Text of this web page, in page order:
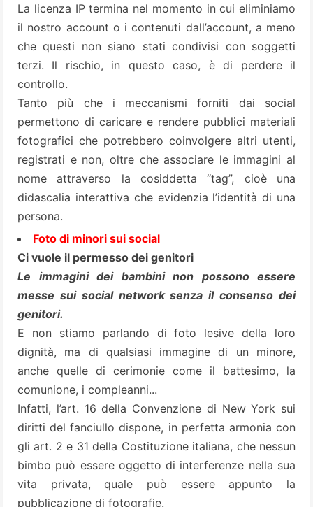
La licenza IP termina nel momento in cui eliminiamo
il nostro account o i contenuti dall’account, a meno
che questi non siano stati condivisi con soggetti
terzi. Il rischio, in questo caso, è di perdere il
controllo.
Tanto più che i meccanismi forniti dai social
permettono di caricare e rendere pubblici materiali
fotografici che potrebbero coinvolgere altri utenti,
registrati e non, oltre che associare le immagini al
nome attraverso la cosiddetta “tag”, cioè una
didascalia interattiva che evidenzia l’identità di una
persona.
Foto di minori sui social
Ci vuole il permesso dei genitori
Le immagini dei bambini non possono essere
messe sui social network senza il consenso dei
genitori.
E non stiamo parlando di foto lesive della loro
dignità, ma di qualsiasi immagine di un minore,
anche quelle di cerimonie come il battesimo, la
comunione, i compleanni...
Infatti, l’art. 16 della Convenzione di New York sui
diritti del fanciullo dispone, in perfetta armonia con
gli art. 2 e 31 della Costituzione italiana, che nessun
bimbo può essere oggetto di interferenze nella sua
vita privata, quale può essere appunto la
pubblicazione di fotografie.